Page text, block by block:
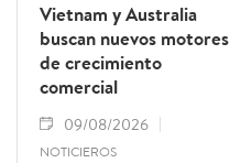
Vietnam y Australia
buscan nuevos motores
de crecimiento
comercial
09/08/2026
NOTICIEROS